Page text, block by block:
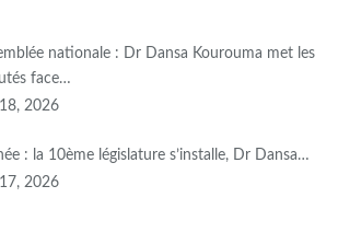
nationale : Dr Dansa Kourouma met les
face…
2026
: la 10ème législature s’installe, Dr Dansa…
2026